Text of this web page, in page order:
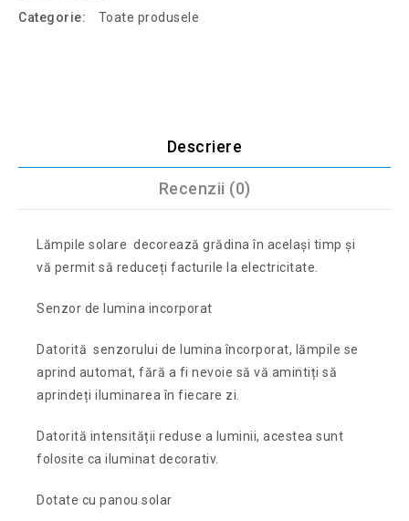
Categorie:
Toate produsele
Descriere
Recenzii (0)
Lămpile solare decorează grădina în același timp și
vă permit să reduceți facturile la electricitate.
Senzor de lumina incorporat
Datorită senzorului de lumina încorporat, lămpile se
aprind automat, fără a fi nevoie să vă amintiți să
aprindeți iluminarea în fiecare zi.
Datorită intensității reduse a luminii, acestea sunt
folosite ca iluminat decorativ.
Dotate cu panou solar